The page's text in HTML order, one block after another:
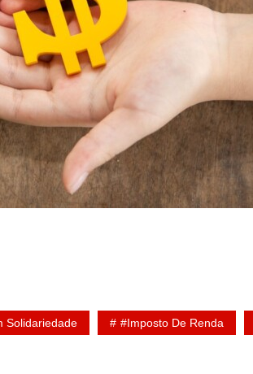
Solidariedade #Imposto De Renda